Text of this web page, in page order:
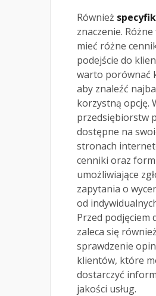
Również
znaczenie.
mieć różne
podejście do
warto porównać
aby znaleźć
korzystną opcję.
przedsiębiorstw
dostępne na
stronach
cenniki oraz
umożliwiające
zapytania o
od
Przed podjęciem
zaleca się również
sprawdzenie
klientów, które
dostarczyć
jakości usług.